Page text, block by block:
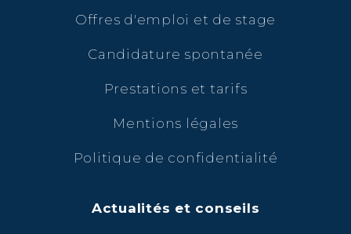
Offres d'emploi et de stage
Candidature spontanée
Prestations et tarifs
Mentions légales
Politique de confidentialité
Actualités et conseils